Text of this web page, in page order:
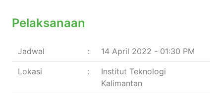
Pelaksanaan
Jadwal : 14 April 2022 - 01:30 PM
Lokasi :
Institut Teknologi
Kalimantan